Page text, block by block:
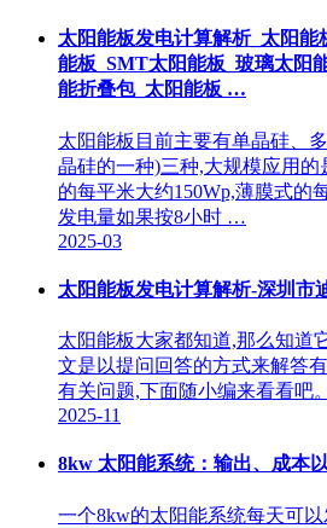
太阳能板发电计算解析_太阳能
能板_SMT太阳能板_玻璃太阳
能折叠包_太阳能板 …
太阳能板目前主要有单晶硅、
晶硅的一种)三种,大规模应用
的每平米大约150Wp,薄膜式的
发电量如果按8小时 …
2025-03
太阳能板发电计算解析-深圳市
太阳能板大家都知道,那么知道
文是以提问回答的方式来解答
有关问题,下面随小编来看看吧。
2025-11
8kw 太阳能系统：输出、成本
一个8kw的太阳能系统每天可